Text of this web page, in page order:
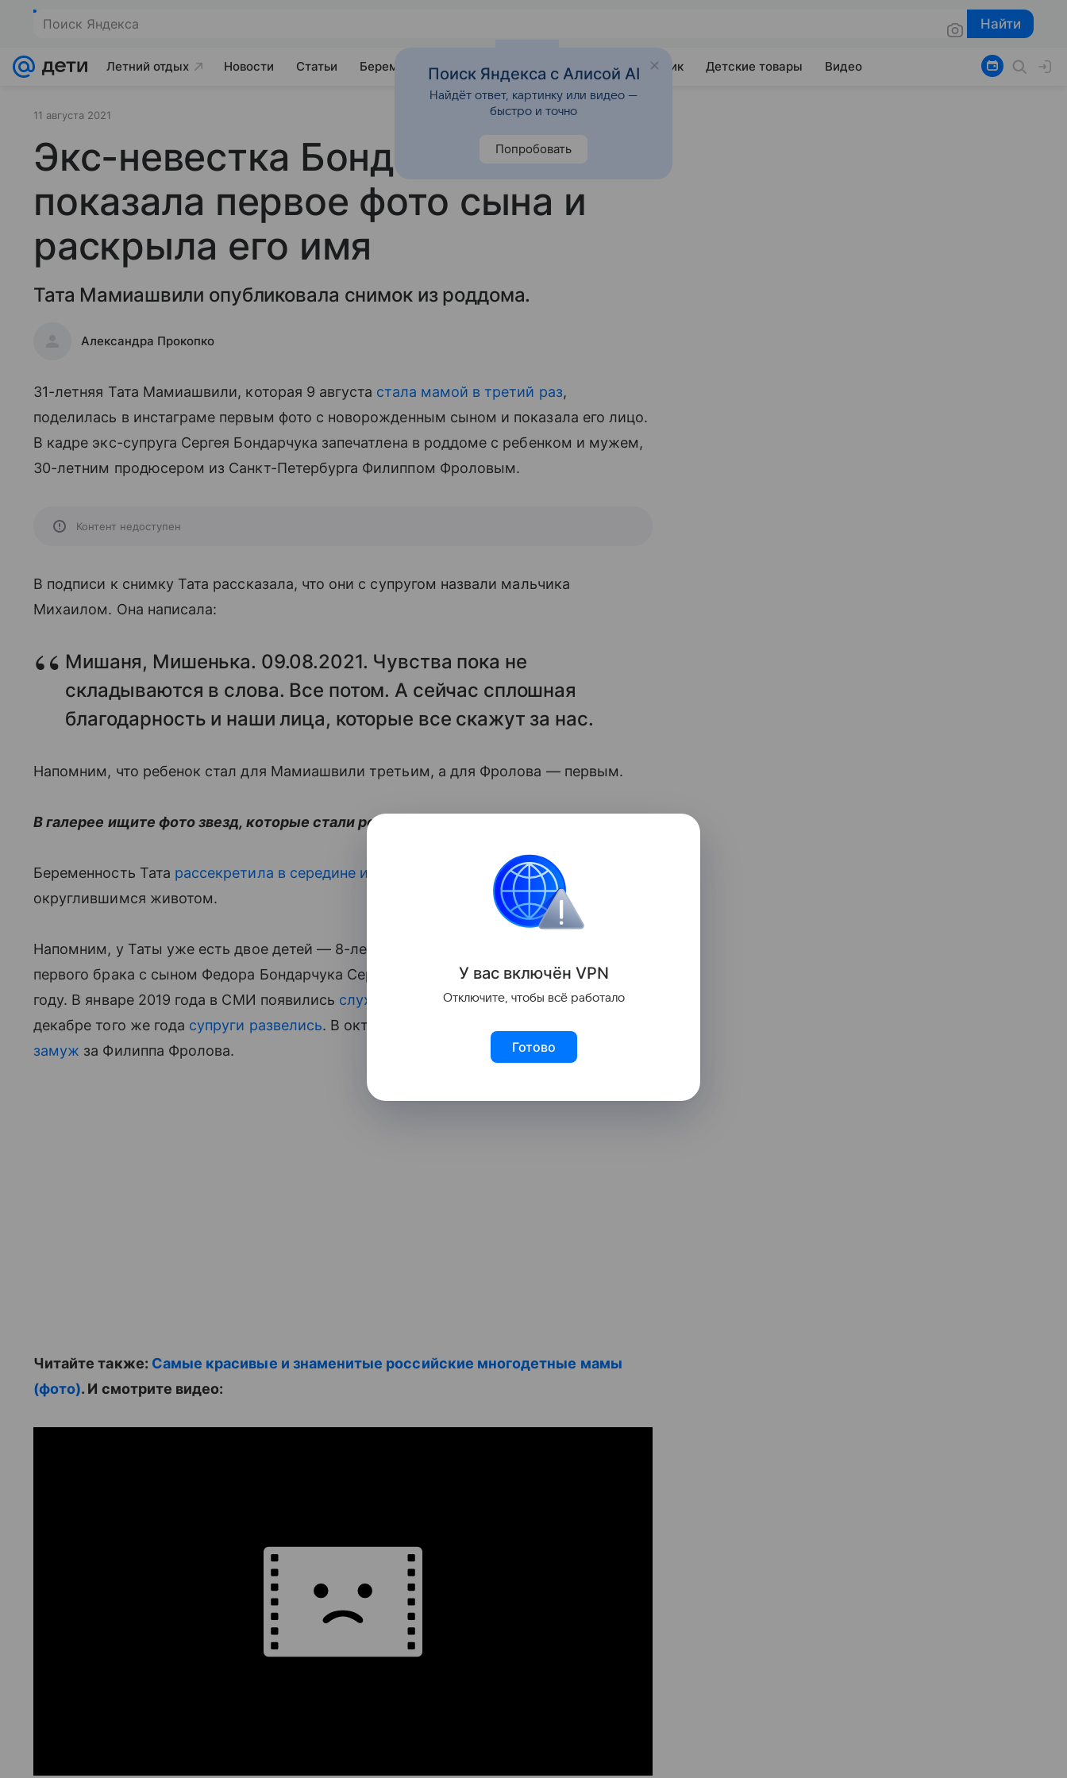
Поиск Яндекса Найти
Найти
Летний отдых Новости Статьи Беременность Развитие Почемучка Учебник Детские товары Видео
11 августа 2021
Экс-невестка Бондарчука
показала первое фото сына и
раскрыла его имя
Тата Мамиашвили опубликовала снимок из роддома.
Александра Прокопко
31-летняя Тата Мамиашвили, которая 9 августа стала мамой в третий раз,
поделилась в инстаграме первым фото с новорожденным сыном и показала его лицо.
В кадре экс-супруга Сергея Бондарчука запечатлена в роддоме с ребенком и мужем,
30-летним продюсером из Санкт-Петербурга Филиппом Фроловым.
Контент недоступен
В подписи к снимку Тата рассказала, что они с супругом назвали мальчика
Михаилом. Она написала:
Мишаня, Мишенька. 09.08.2021. Чувства пока не
складываются в слова. Все потом. А сейчас сплошная
благодарность и наши лица, которые все скажут за нас.
Напомним, что ребенок стал для Мамиашвили третьим, а для Фролова — первым.
В галерее ищите фото звезд, которые стали родителями в 2021 году:
Беременность Тата рассекретила в середине июля
, показав фото с заметно
округлившимся животом.
Напомним, у Таты уже есть двое детей — 8-летняя Маргарита и 7-летняя Вера — от
первого брака с сыном Федора Бондарчука Сергеем. Пара сыграла свадьбу в 2012
году. В январе 2019 года в СМИ появились слухи о расставании Сергея и Таты, в
декабре того же года супруги развелись. В октябре 2020-го Мамиашвили
замуж за Филиппа Фролова.
Читайте также: Самые красивые и знаменитые российские многодетные мамы
(фото). И смотрите видео:
У вас включён VPN
Отключите, чтобы всё работало
Готово
Поиск Яндекса с Алисой AI
Найдёт ответ, картинку или видео —
быстро и точно
Попробовать